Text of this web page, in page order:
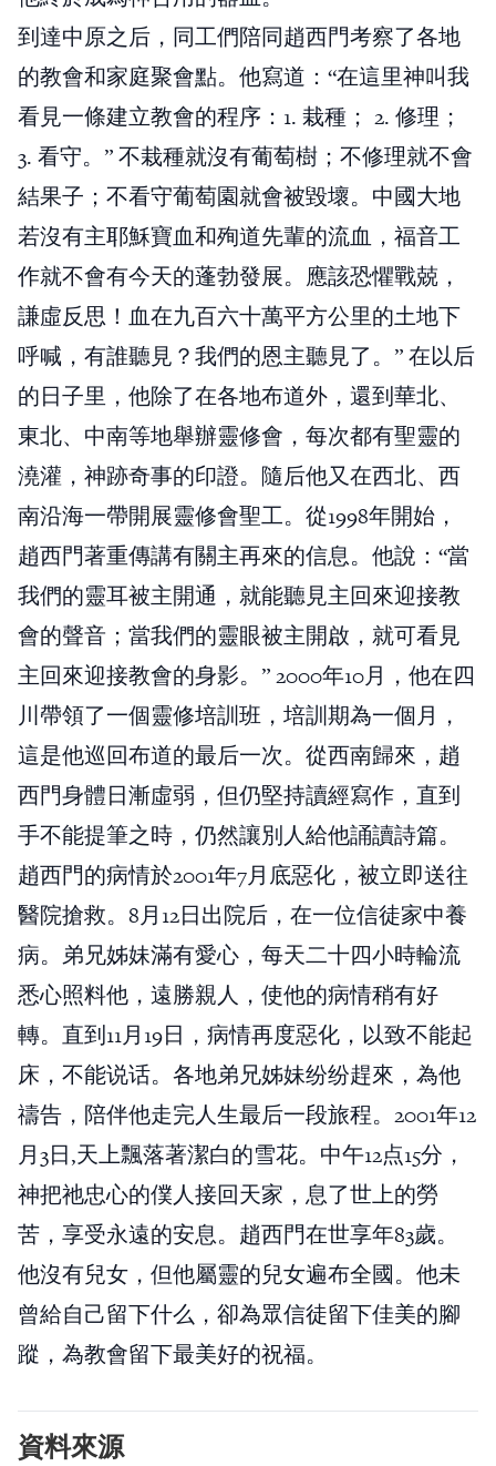
到達中原之后，同工們陪同趙西門考察了各地
的教會和家庭聚會點。他寫道：“在這里神叫我
看見一條建立教會的程序：1. 栽種； 2. 修理；
3. 看守。” 不栽種就沒有葡萄樹；不修理就不會
結果子；不看守葡萄園就會被毀壞。中國大地
若沒有主耶穌寶血和殉道先輩的流血，福音工
作就不會有今天的蓬勃發展。應該恐懼戰兢，
謙虛反思！血在九百六十萬平方公里的土地下
呼喊，有誰聽見？我們的恩主聽見了。” 在以后
的日子里，他除了在各地布道外，還到華北、
東北、中南等地舉辦靈修會，每次都有聖靈的
澆灌，神跡奇事的印證。隨后他又在西北、西
南沿海一帶開展靈修會聖工。從1998年開始，
趙西門著重傳講有關主再來的信息。他說：“當
我們的靈耳被主開通，就能聽見主回來迎接教
會的聲音；當我們的靈眼被主開啟，就可看見
主回來迎接教會的身影。” 2000年10月，他在四
川帶領了一個靈修培訓班，培訓期為一個月，
這是他巡回布道的最后一次。從西南歸來，趙
西門身體日漸虛弱，但仍堅持讀經寫作，直到
手不能提筆之時，仍然讓別人給他誦讀詩篇。
趙西門的病情於2001年7月底惡化，被立即送往
醫院搶救。8月12日出院后，在一位信徒家中養
病。弟兄姊妹滿有愛心，每天二十四小時輪流
悉心照料他，遠勝親人，使他的病情稍有好
轉。直到11月19日，病情再度惡化，以致不能起
床，不能说话。各地弟兄姊妹纷纷趕來，為他
禱告，陪伴他走完人生最后一段旅程。2001年12
月3日,天上飄落著潔白的雪花。中午12点15分，
神把祂忠心的僕人接回天家，息了世上的勞
苦，享受永遠的安息。趙西門在世享年83歲。
他沒有兒女，但他屬靈的兒女遍布全國。他未
曾給自己留下什么，卻為眾信徒留下佳美的腳
蹤，為教會留下最美好的祝福。
資料來源